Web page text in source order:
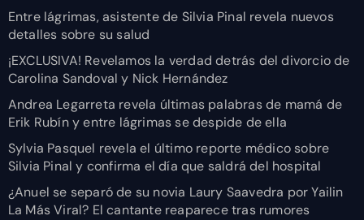
Entre lágrimas, asistente de Silvia Pinal revela nuevos
detalles sobre su salud
¡EXCLUSIVA! Revelamos la verdad detrás del divorcio de
Carolina Sandoval y Nick Hernández
Andrea Legarreta revela últimas palabras de mamá de
Erik Rubín y entre lágrimas se despide de ella
Sylvia Pasquel revela el último reporte médico sobre
Silvia Pinal y confirma el día que saldrá del hospital
¿Anuel se separó de su novia Laury Saavedra por Yailin
La Más Viral? El cantante reaparece tras rumores